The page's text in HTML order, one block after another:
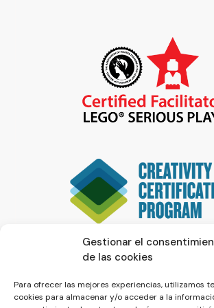
Gestionar el
de las cookies
Para ofrecer las mejores experiencias, utilizamos
cookies para almacenar y/o acceder a la